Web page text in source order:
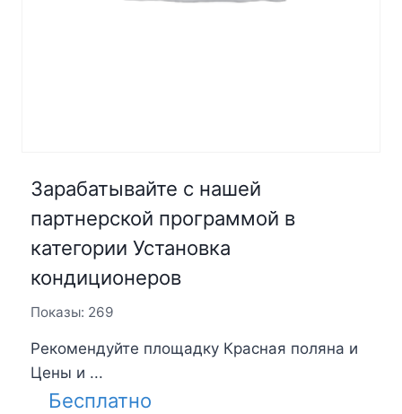
Зарабатывайте с нашей
партнерской программой в
категории Установка
кондиционеров
Показы: 269
Рекомендуйте площадку Красная поляна и
Цены и ...
Бесплатно